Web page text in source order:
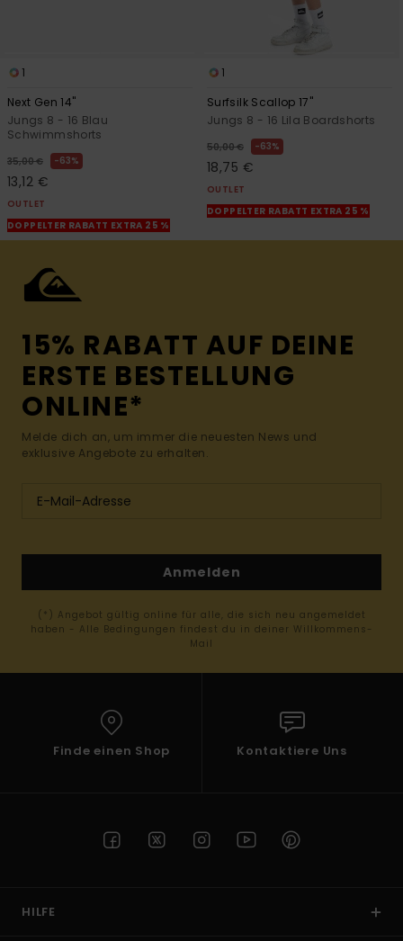
1
Next Gen 14"
Jungs 8 - 16 Blau
Schwimmshorts
35,00 € 63%
13,12 €
OUTLET
DOPPELTER RABATT EXTRA 25 %
1
Surfsilk Scallop 17"
Jungs 8 - 16 Lila Boardshorts
50,00 € 63%
18,75 €
OUTLET
DOPPELTER RABATT EXTRA 25 %
15% RABATT AUF DEINE
ERSTE BESTELLUNG
ONLINE*
Melde dich an, um immer die neuesten News und
exklusive Angebote zu erhalten.
Anmelden
(*) Angebot gültig online für alle, die sich neu angemeldet
haben - Alle Bedingungen findest du in deiner Willkommens-
Mail
Finde einen Shop Kontaktiere Uns
HILFE